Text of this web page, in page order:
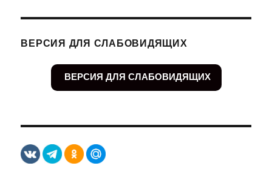
ВЕРСИЯ ДЛЯ СЛАБОВИДЯЩИХ
ВЕРСИЯ ДЛЯ СЛАБОВИДЯЩИХ